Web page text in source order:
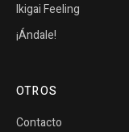
Ikigai Feeling
¡Ándale!
OTROS
Contacto